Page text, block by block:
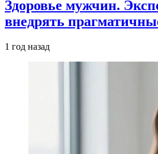
Здоровье мужчин.
внедрять
1 год назад